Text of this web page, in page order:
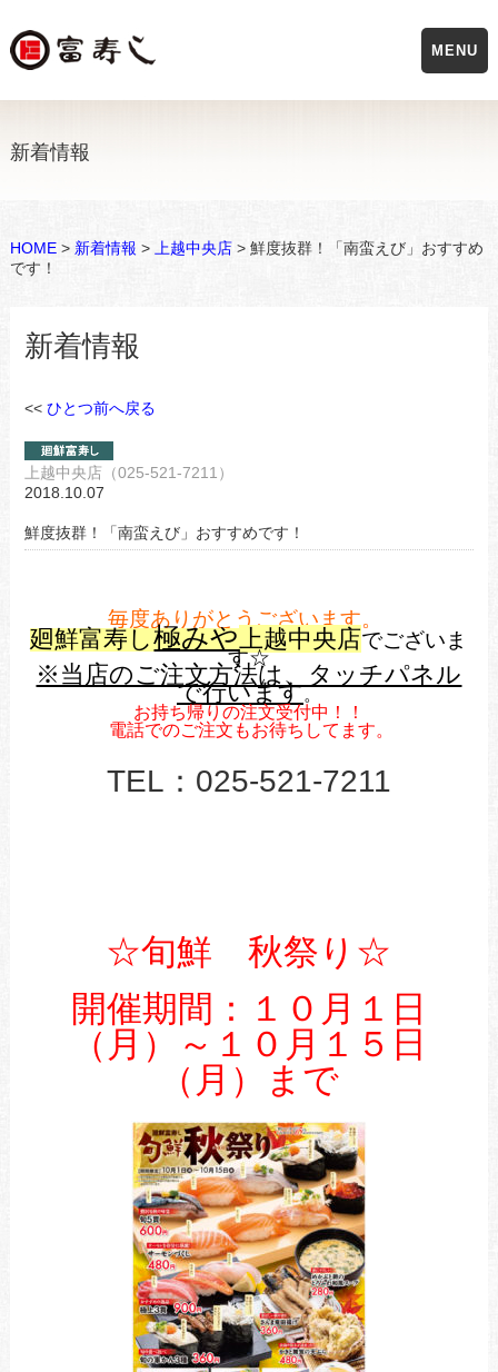
新着情報
HOME> 新着情報 > 上越中央店> 鮮度抜群！「南蛮えび」おすすめ
です！
新着情報
<< ひとつ前へ戻る
上越中央店（025-521-7211）
2018.10.07
鮮度抜群！「南蛮えび」おすすめです！
毎度ありがとうございます。
廻鮮富寿し極みや上越中央店でございま
す☆
※当店のご注文方法は、タッチパネル
で行います。
お持ち帰りの注文受付中！！
電話でのご注文もお待ちしてます。
TEL：025-521-7211
☆旬鮮 秋祭り☆
開催期間：１０月１日
（月）～１０月１５日
（月）まで
MENU